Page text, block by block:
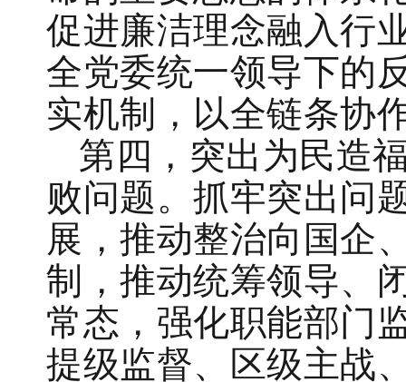
促进廉洁理念融入行
全党委统一领导下的
实机制，以全链条协
第四，突出为民造
败问题。抓牢突出问
展，推动整治向国企
制，推动统筹领导、
常态，强化职能部门
提级监督、区级主战